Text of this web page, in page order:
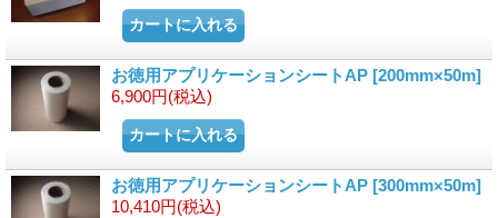
お徳用アプリケーションシートAP [200mm×50m]
6,900円(税込)
お徳用アプリケーションシートAP [300mm×50m]
10,410円(税込)